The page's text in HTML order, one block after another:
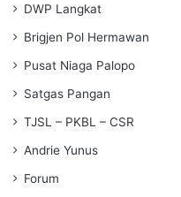
DWP Langkat
Brigjen Pol Hermawan
Pusat Niaga Palopo
Satgas Pangan
TJSL – PKBL – CSR
Andrie Yunus
Forum